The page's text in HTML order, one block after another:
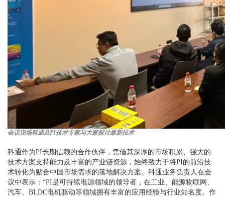
会议现场科通及PI技术专家与大家探讨最新技术
科通作为PI长期信赖的合作伙伴，凭借其深厚的市场积累、强大的
技术方案支持能力及丰富的产业链资源，始终致力于将PI的前沿技
术转化为贴合中国市场需求的落地解决方案。科通业务负责人在会
议中表示：“PI是可持续电源领域的领导者，在工业、能源物联网、
汽车、BLDC电机驱动等领域拥有丰富的应用经验与行业知名度。作